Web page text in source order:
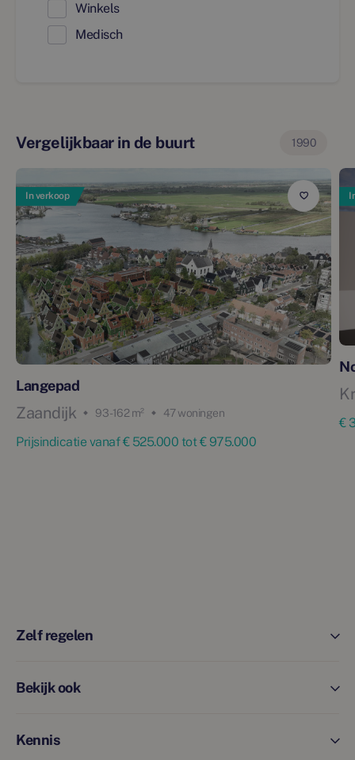
Winkels
Medisch
Vergelijkbaar in de buurt 1990
In verkoop
Langepad
Zaandijk 93 - 162 m² 47 woningen
Prijsindicatie vanaf € 525.000 tot € 975.000
€
Zelf regelen
Bekijk ook
Kennis